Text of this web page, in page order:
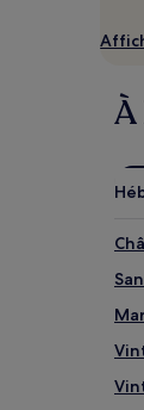
la
de